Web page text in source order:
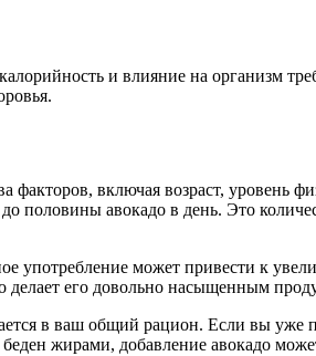
и влияние на организм
включая возраст, уровень
половины авокадо в день. Это
употребление может привести к
делает его довольно насыщенным
в ваш общий рацион. Если вы
жирами, добавление авокадо